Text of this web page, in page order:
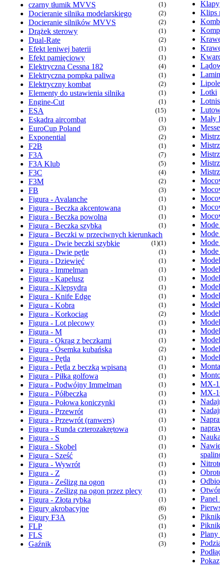
czarny tłumik MVVS (1)
Docieranie silnika modelarskiego (2)
Docieranie silników MVVS (2)
Drążek sterowy (1)
Dual-Rate (2)
Efekt leniwej baterii (1)
Efekt pamięciowy (1)
Elektryczna Cessna 182 (4)
Elektryczna pompka paliwa (1)
Elektryczny kombat (2)
Elementy do ustawienia silnika (1)
Engine-Cut (1)
ESA (15)
Eskadra aircombat (1)
EuroCup Poland (3)
Exponential (2)
F2B (1)
F3A (7)
F3A Klub (5)
F3C (4)
F3M (2)
FB (3)
Figura - Avalanche (1)
Figura - Beczka akcentowana (1)
Figura - Beczka powolna (1)
Figura - Beczka szybka (1)
Figura - Beczki w przeciwnych kierunkach
(1)
Figura - Dwie beczki szybkie (1)
Figura - Dwie pętle (1)
Figura - Dziewięć (1)
Figura - Immelman (1)
Figura - Kapelusz (1)
Figura - Klepsydra (1)
Figura - Knife Edge (1)
Figura - Kobra (1)
Figura - Korkociąg (2)
Figura - Lot plecowy (1)
Figura - M (1)
Figura - Okrąg z beczkami (1)
Figura - Ósemka kubańska (2)
Figura - Pętla (1)
Figura - Pętla z beczką wpisaną (1)
Figura - Piłka golfowa (1)
Figura - Podwójny Immelman (1)
Figura - Półbeczka (1)
Figura - Połowa koniczynki (1)
Figura - Przewrót (1)
Figura - Przewrót (ranwers) (1)
Figura - Runda czterozakrętowa (1)
Figura - S (1)
Figura - Skobel (1)
Figura - Sześć (1)
Figura - Wywrót (1)
Figura - Z (1)
Figura - Ześlizg na ogon (1)
Figura - Ześlizg na ogon przez plecy (1)
Figura - Złota rybka (1)
Figury akrobacyjne (6)
Figury F3A (5)
FLP (1)
FLS (1)
Gaźnik (3)
Klapy
Klips
Lipole
Lotki
Mały
Mode
Mode
Mode
Mode
MX-
MX-
Panel
Plany